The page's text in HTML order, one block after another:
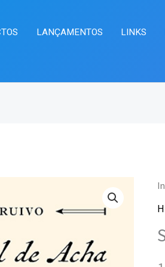
LANÇAMENTOS LINKS